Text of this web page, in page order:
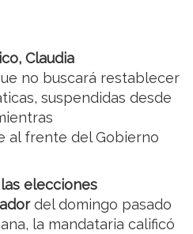
Claudia
no buscará restablecer
suspendidas desde
al frente del Gobierno
elecciones
del domingo pasado
la mandataria calificó